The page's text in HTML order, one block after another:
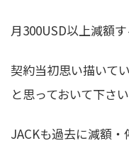
月300USD以上減額す
契約当初思い描いて
と思っておいて下さい
JACKも過去に減額